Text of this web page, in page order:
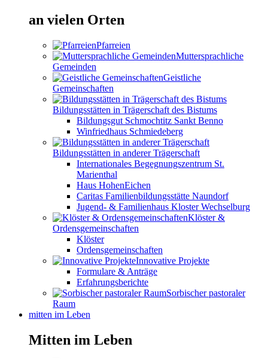
an vielen Orten
Pfarreien
Muttersprachliche
Gemeinden
Geistliche
Gemeinschaften
Bildungsstätten in Trägerschaft des Bistums
Bildungsgut Schmochtitz Sankt Benno
Winfriedhaus Schmiedeberg
Bildungsstätten in anderer Trägerschaft
Internationales Begegnungszentrum St.
Marienthal
Haus HohenEichen
Caritas Familienbildungsstätte Naundorf
Jugend- & Familienhaus Kloster Wechselburg
Klöster &
Ordensgemeinschaften
Klöster
Ordensgemeinschaften
Innovative Projekte
Formulare & Anträge
Erfahrungsberichte
Sorbischer pastoraler
Raum
mitten im Leben
Mitten im Leben